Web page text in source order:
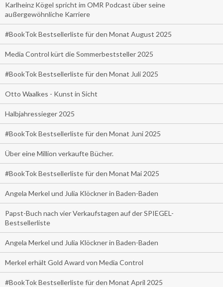
Karlheinz Kögel spricht im OMR Podcast über seine
außergewöhnliche Karriere
#BookTok Bestsellerliste für den Monat August 2025
Media Control kürt die Sommerbeststeller 2025
#BookTok Bestsellerliste für den Monat Juli 2025
Otto Waalkes - Kunst in Sicht
Halbjahressieger 2025
#BookTok Bestsellerliste für den Monat Juni 2025
Über eine Million verkaufte Bücher.
#BookTok Bestsellerliste für den Monat Mai 2025
Angela Merkel und Julia Klöckner in Baden-Baden
Papst-Buch nach vier Verkaufstagen auf der SPIEGEL-
Bestsellerliste
Angela Merkel und Julia Klöckner in Baden-Baden
Merkel erhält Gold Award von Media Control
#BookTok Bestsellerliste für den Monat April 2025